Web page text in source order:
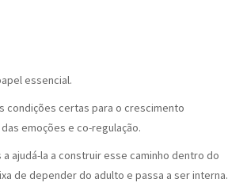
essencial.
condições certas para o crescimento
emoções e co-regulação.
ajudá-la a construir esse caminho dentro do
de depender do adulto e passa a ser interna.